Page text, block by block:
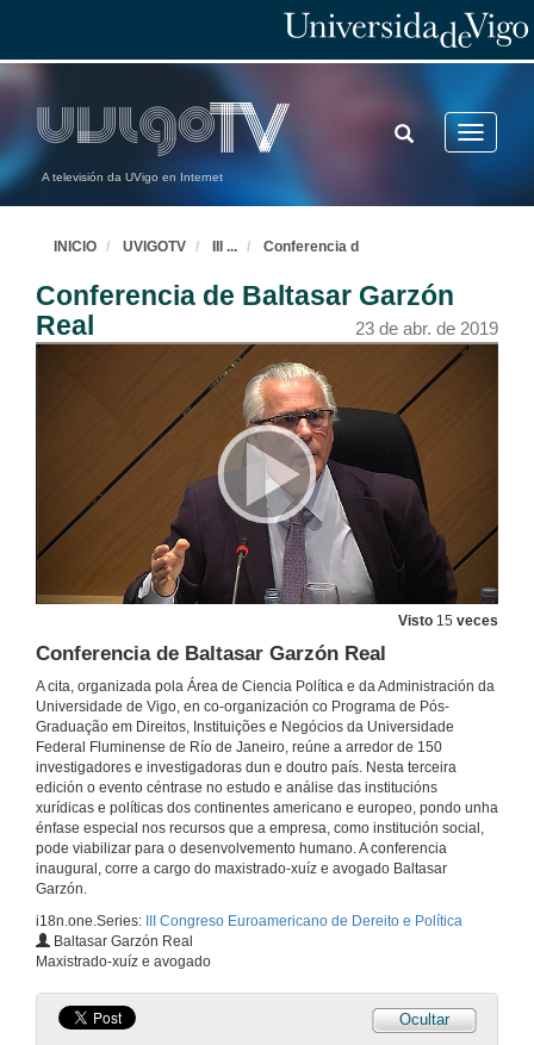
A televisión da UVigo en Internet
Toggle
TOGGLE
SEARCH
INICIO UVIGOTV ... Conferencia d
Conferencia de Baltasar Garzón
Real
23 de abr. de 2019
Visto 15 veces
Conferencia de Baltasar Garzón Real
A cita, organizada pola Área de Ciencia Política e da Administración da
Universidade de Vigo, en co-organización co Programa de Pós-
Graduação em Direitos, Instituições e Negócios da Universidade
Federal Fluminense de Río de Janeiro, reúne a arredor de 150
investigadores e investigadoras dun e doutro país. Nesta terceira
edición o evento céntrase no estudo e análise das institucións
xurídicas e políticas dos continentes americano e europeo, pondo unha
énfase especial nos recursos que a empresa, como institución social,
pode viabilizar para o desenvolvemento humano. A conferencia
inaugural, corre a cargo do maxistrado-xuíz e avogado Baltasar
Garzón.
i18n.one.Series:
III Congreso Euroamericano de Dereito e Política
Baltasar Garzón Real
Maxistrado-xuíz e avogado
Ocultar
Intervención de Marta Fernández Prieto
23 de abr. de 2019
Intervención de María del Mar García Señorán
23 de abr. de 2019
Intervención de Edson Alvisi Neves
23 de abr. de 2019
Intervención de Guillermo Suárez Blázquez
23 de abr. de 2019
Intervención de Jesús Vazquez Abad
Interveciónde Manuel J. Reigosa Roger